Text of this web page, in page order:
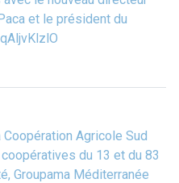
et le président du
Coopération Agricole Sud
du 13 et du 83
Groupama Méditerranée